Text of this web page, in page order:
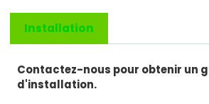
Installation
Contactez-nous pour obtenir un
d'installation.